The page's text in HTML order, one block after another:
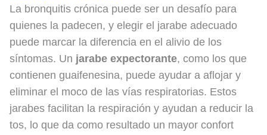
La bronquitis crónica puede ser un desafío para
quienes la padecen, y elegir el jarabe adecuado
puede marcar la diferencia en el alivio de los
síntomas. Un jarabe expectorante, como los que
contienen guaifenesina, puede ayudar a aflojar y
eliminar el moco de las vías respiratorias. Estos
jarabes facilitan la respiración y ayudan a reducir la
tos, lo que da como resultado un mayor confort